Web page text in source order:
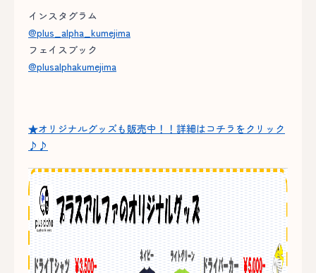
インスタグラム
@plus_alpha_kumejima
フェイスブック
@plusalphakumejima
★オリジナルグッズも販売中！！詳細はコチラをクリック
♪♪